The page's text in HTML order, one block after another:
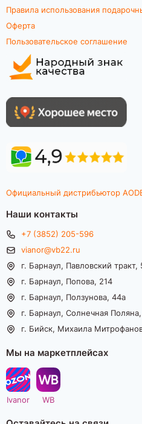
Правила использования
Оферта
Пользовательское соглашение
Официальный дистрибьютор
Наши контакты
+7 (3852) 205-596
vianor@vb22.ru
г. Барнаул, Павловский тракт,
г. Барнаул, Попова, 214
г. Барнаул, Ползунова, 44а
г. Барнаул, Солнечная
г. Бийск, Михаила
Мы на маркетплейсах
Ivanor WB